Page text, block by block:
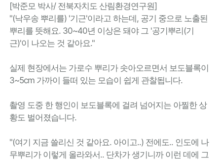
[박준모 박사/ 전북자치도 산림환경연구원]
"(낙우송 뿌리를) '기근'이라고 하는데, 공기 중으로 노출된
뿌리를 뜻해요. 30~40년 이상은 돼야 그 '공기뿌리(기
근)'이 나오는 것 같아요."
실제 현장에서는 가로수 뿌리가 솟아오르면서 보도블록이
3~5cm 가까이 들떠 있는 모습이 쉽게 관찰됩니다.
촬영 도중 한 행인이 보도블록에 걸려 넘어지는 아찔한 상
황도 벌어졌습니다.
"(여기 지금 쓸리신 것 같아요. 아이고..) 전에도.. 인도에 나
무뿌리가 이렇게 올라와서.. 단차가 생기니까 이런 데에 그